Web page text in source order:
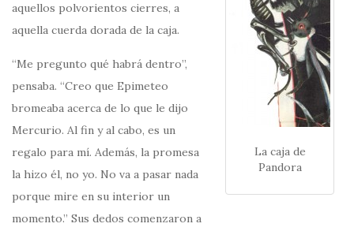
La caja de
Pandora
aquellos polvorientos cierres, a
aquella cuerda dorada de la caja.
“Me pregunto qué habrá dentro”,
pensaba. “Creo que Epimeteo
bromeaba acerca de lo que le dijo
Mercurio. Al fin y al cabo, es un
regalo para mí. Además, la promesa
la hizo él, no yo. No va a pasar nada
porque mire en su interior un
momento.” Sus dedos comenzaron a